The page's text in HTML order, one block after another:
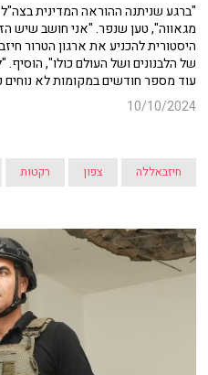
"ברגע שניתנה ההוראה המדינית
מגאווה", טען שנפר. "אני חושב שיש
היסטורית להכניע את ארגון הטרור
של הלבנונים ושל העולם כולו",
עוד מספר חודשים במקומות לא
10/10/2024
חיזבאללה צפון רקטות